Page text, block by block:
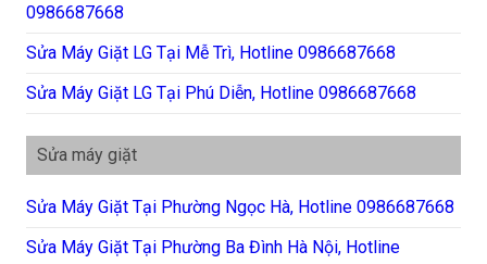
0986687668
Sửa Máy Giặt LG Tại Mễ Trì, Hotline 0986687668
Sửa Máy Giặt LG Tại Phú Diễn, Hotline 0986687668
Sửa máy giặt
Sửa Máy Giặt Tại Phường Ngọc Hà, Hotline 0986687668
Sửa Máy Giặt Tại Phường Ba Đình Hà Nội, Hotline